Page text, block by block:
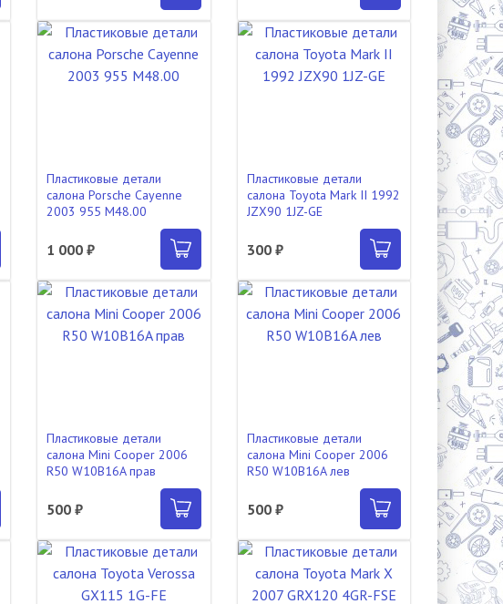
Пластиковые детали
салона Porsche Cayenne
2003 955 M48.00
1 000 ₽
Пластиковые детали
салона Toyota Mark II 1992
JZX90 1JZ-GE
300 ₽
Пластиковые детали
салона Mini Cooper 2006
R50 W10B16A прав
500 ₽
Пластиковые детали
салона Mini Cooper 2006
R50 W10B16A лев
500 ₽